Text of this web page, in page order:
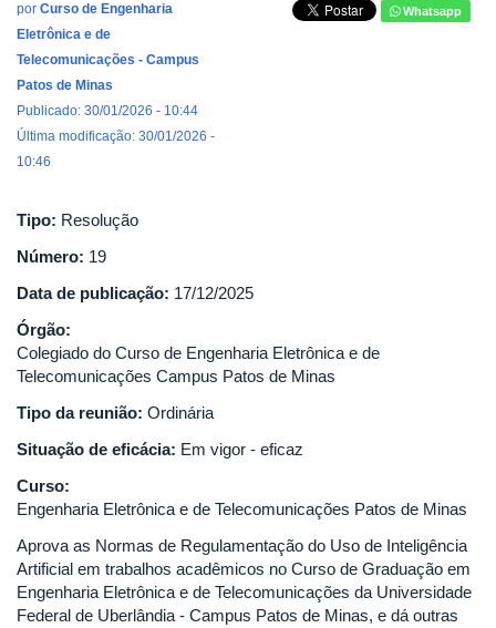
por Curso de Engenharia
Eletrônica e de
Telecomunicações - Campus
Patos de Minas
Publicado: 30/01/2026 - 10:44
Última modificação: 30/01/2026 -
10:46
Whatsapp
Tipo: Resolução
Número: 19
Data de publicação: 17/12/2025
Órgão:
Colegiado do Curso de Engenharia Eletrônica e de
Telecomunicações Campus Patos de Minas
Tipo da reunião: Ordinária
Situação de eficácia: Em vigor - eficaz
Curso:
Engenharia Eletrônica e de Telecomunicações Patos de Minas
Aprova as Normas de Regulamentação do Uso de Inteligência
Artificial em trabalhos acadêmicos no Curso de Graduação em
Engenharia Eletrônica e de Telecomunicações da Universidade
Federal de Uberlândia - Campus Patos de Minas, e dá outras